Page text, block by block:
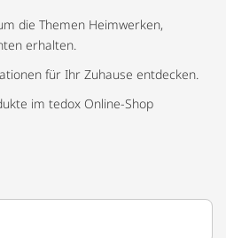
die Themen Heimwerken,
erhalten.
für Ihr Zuhause entdecken.
im tedox Online-Shop